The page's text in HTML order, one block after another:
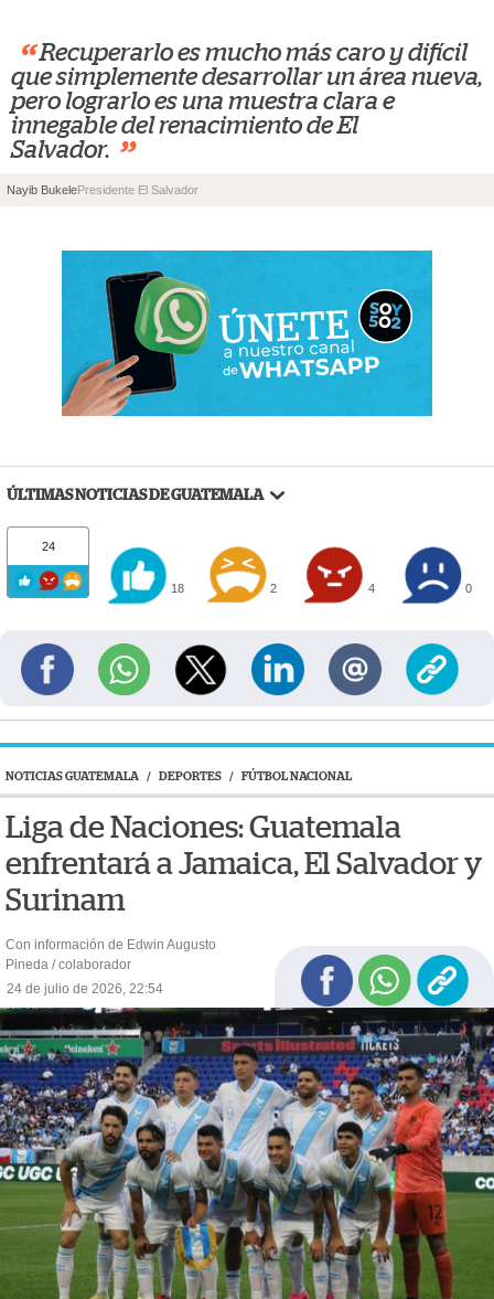
“ Recuperarlo es mucho más caro y difícil
que simplemente desarrollar un área nueva,
pero lograrlo es una muestra clara e
innegable del renacimiento de El
Salvador. ”
Nayib BukelePresidente El Salvador
ÚLTIMAS NOTICIAS DE GUATEMALA
24
18 2 4 0
NOTICIAS GUATEMALA / DEPORTES / FÚTBOL NACIONAL
Liga de Naciones: Guatemala
enfrentará a Jamaica, El Salvador y
Surinam
Con información de Edwin Augusto
Pineda / colaborador
24 de julio de 2026, 22:54